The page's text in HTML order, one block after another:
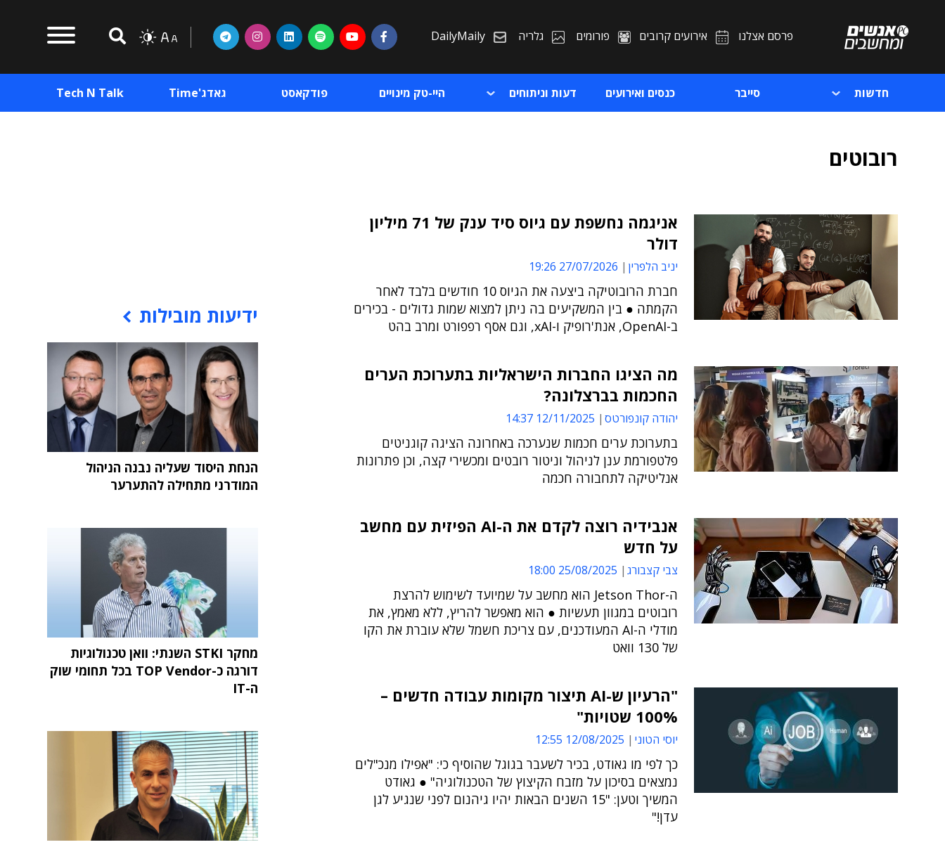
פרסם אצלנו אירועים קרובים פורומים גלריה DailyMaily
חדשות סייבר כנסים ואירועים דעות וניתוחים היי-טק מינויים פודקאסט גאדג'Time Tech N Talk
רובוטים
אניגמה נחשפת עם גיוס סיד ענק של 71 מיליון
דולר
יניב הלפרין 27/07/2026 19:26
חברת הרובוטיקה ביצעה את הגיוס 10 חודשים בלבד לאחר
הקמתה ● בין המשקיעים בה ניתן למצוא שמות גדולים - בכירים
ב-OpenAI, אנת'רופיק ו-xAI, וגם אסף רפפורט ומרב בהט
מה הציגו החברות הישראליות בתערוכת הערים
החכמות בברצלונה?
יהודה קונפורטס 12/11/2025 14:37
בתערוכת ערים חכמות שנערכה באחרונה הציגה קוגניטים
פלטפורמת ענן לניהול וניטור רובטים ומכשירי קצה, וכן פתרונות
אנליטיקה לתחבורה חכמה
אנבידיה רוצה לקדם את ה-AI הפיזית עם מחשב
על חדש
צבי קצבורג 25/08/2025 18:00
ה-Jetson Thor הוא מחשב על שמיועד לשימוש להרצת
רובוטים במגוון תעשיות ● הוא מאפשר להריץ, ללא מאמץ, את
מודלי ה-AI המעודכנים, עם צריכת חשמל שלא עוברת את הקו
של 130 וואט
"הרעיון ש-AI תיצור מקומות עבודה חדשים –
100% שטויות"
יוסי הטוני 12/08/2025 12:55
כך לפי מו גאודט, בכיר לשעבר בגוגל שהוסיף כי: "אפילו מנכ"לים
נמצאים בסיכון על מזבח הקיצוץ של הטכנולוגיה" ● גאודט
המשיך וטען: "15 השנים הבאות יהיו גיהנום לפני שנגיע לגן
עדן!"
ידיעות מובילות
הנחת היסוד שעליה נבנה הניהול
המודרני מתחילה להתערער
מחקר STKI השנתי: וואן טכנולוגיות
דורגה כ-TOP Vendor בכל תחומי שוק
ה-IT